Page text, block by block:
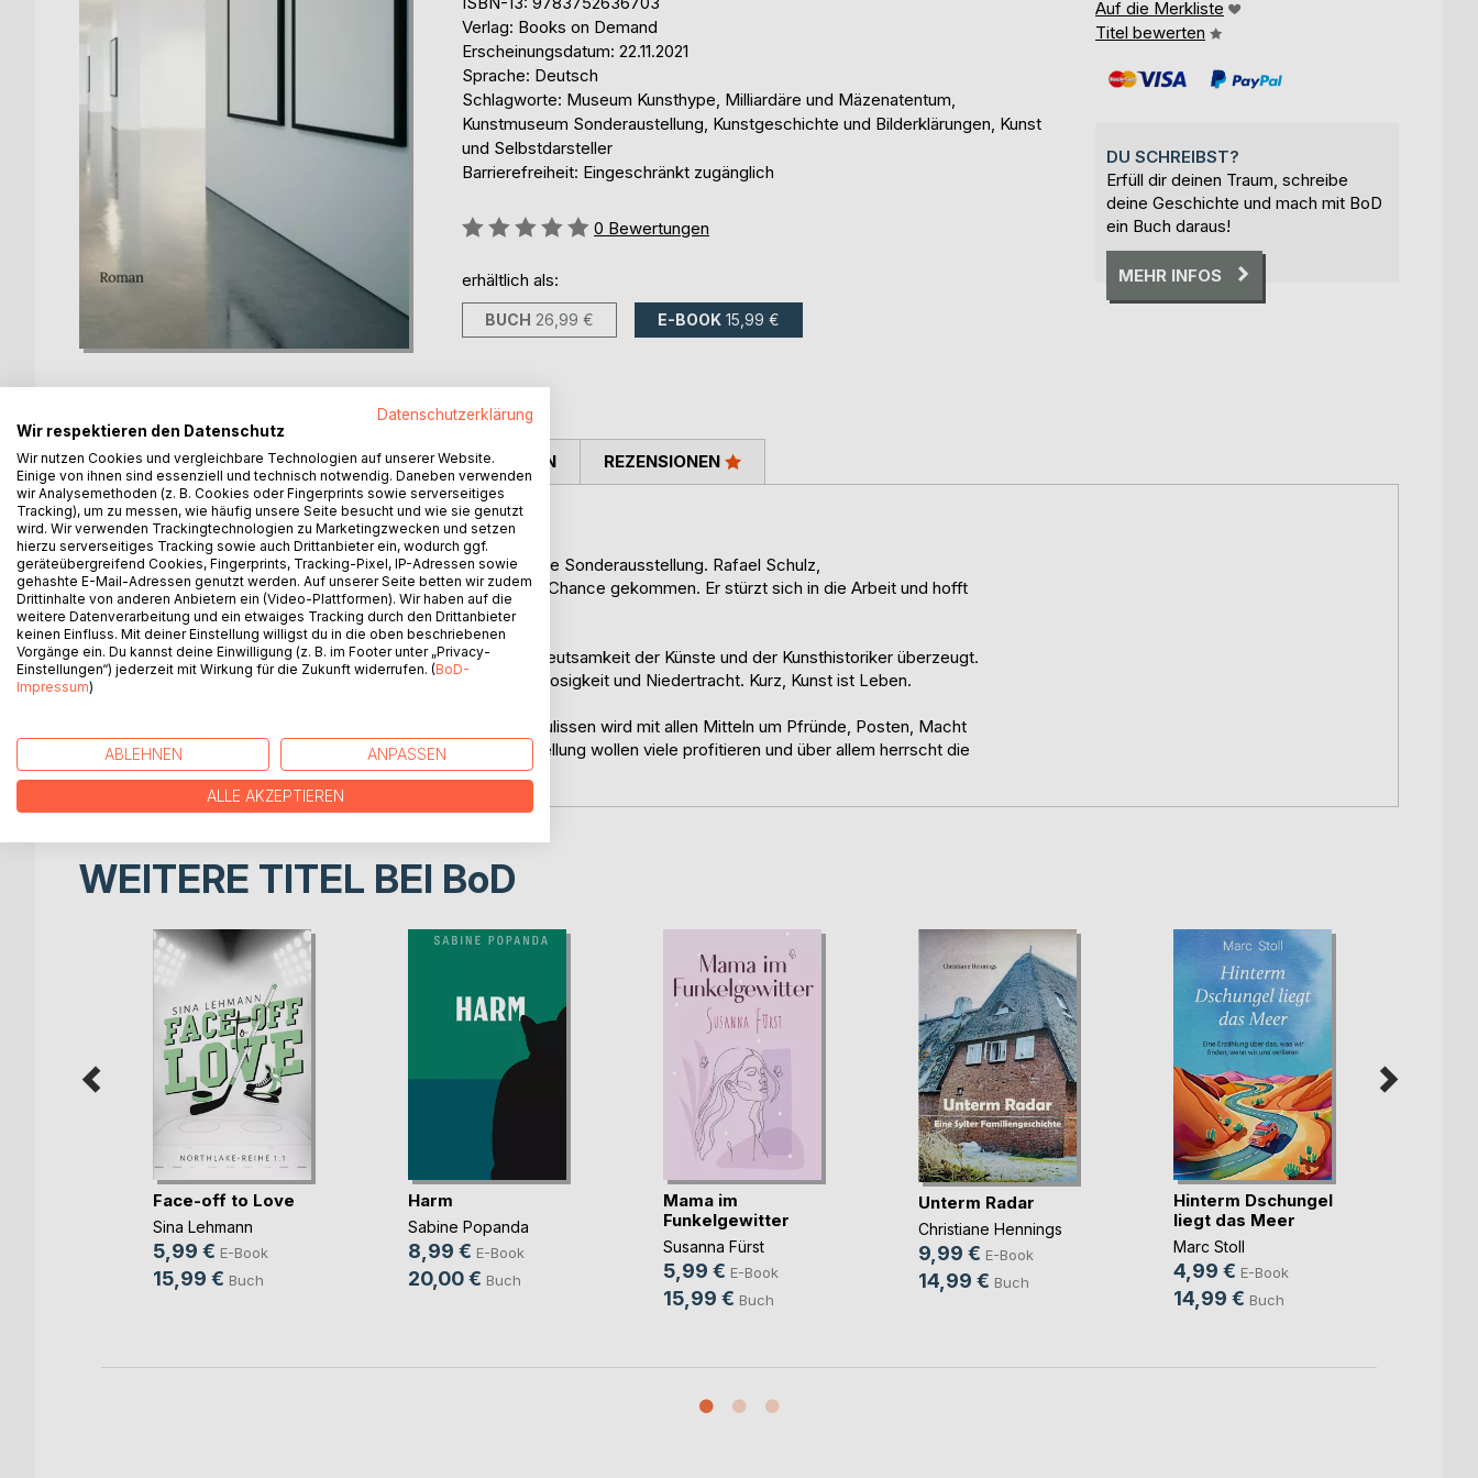
Verlag: Books on Demand
Erscheinungsdatum: 22.11.2021
Sprache: Deutsch
Schlagworte: Museum Kunsthype, Milliardäre und Mäzenatentum,
Kunstmuseum Sonderaustellung, Kunstgeschichte und Bilderklärungen, Kunst
und Selbstdarsteller
Barrierefreiheit: Eingeschränkt zugänglich
Bewertung::
0 Bewertungen
erhältlich als:
BUCH 26,99 € E-BOOK 15,99 €
Auf die Merkliste
Titel bewerten
DU SCHREIBST?
Erfüll dir deinen Traum, schreibe
deine Geschichte und mach mit BoD
ein Buch daraus!
MEHR INFOS
BESCHREIBUNG
Ein Roman aus der Welt der schönen Künste.
Das städtische Kunstmuseum sucht Guides für eine grosse Sonderausstellung. Rafael Schulz,
Literaturwissenschaftler, arbeits- und geldlos, sieht seine Chance gekommen. Er stürzt sich in die Arbeit und hofft
auf eine feste Anstellung.
Im Museum-Mikrokosmos ist man von der absoluten Bedeutsamkeit der Künste und der Kunsthistoriker überzeugt.
Kunst vereint Liebe und Hass, Eros und Eifersucht, Selbstlosigkeit und Niedertracht. Kurz, Kunst ist Leben.
Allein Kunst ist wichtig, Geld ist wichtiger und hinter den Kulissen wird mit allen Mitteln um Pfründe, Posten, Macht
und Einfluss gekämpft. Vom Hype der Blockbuster-Ausstellung wollen viele profitieren und über allem herrscht die
wankelmütige Gunst der Geldgeber und Mäzene.
AUTOR/IN PRESSESTIMMEN REZENSIONEN
WEITERE TITEL BEI BoD
Face-off to Love
Sina Lehmann
5,99 € E-Book
15,99 € Buch
Harm
Sabine Popanda
8,99 € E-Book
20,00 € Buch
Mama im
Funkelgewitter
Susanna Fürst
5,99 € E-Book
15,99 € Buch
Unterm Radar
Christiane Hennings
9,99 € E-Book
14,99 € Buch
Hinterm Dschungel
liegt das Meer
Marc Stoll
4,99 € E-Book
14,99 € Buch
Datenschutzerklärung
Wir respektieren den Datenschutz
Wir nutzen Cookies und vergleichbare Technologien auf unserer Website.
Einige von ihnen sind essenziell und technisch notwendig. Daneben verwenden
wir Analysemethoden (z. B. Cookies oder Fingerprints sowie serverseitiges
Tracking), um zu messen, wie häufig unsere Seite besucht und wie sie genutzt
wird. Wir verwenden Trackingtechnologien zu Marketingzwecken und setzen
hierzu serverseitiges Tracking sowie auch Drittanbieter ein, wodurch ggf.
geräteübergreifend Cookies, Fingerprints, Tracking-Pixel, IP-Adressen sowie
gehashte E-Mail-Adressen genutzt werden. Auf unserer Seite betten wir zudem
Drittinhalte von anderen Anbietern ein (Video-Plattformen). Wir haben auf die
weitere Datenverarbeitung und ein etwaiges Tracking durch den Drittanbieter
keinen Einfluss. Mit deiner Einstellung willigst du in die oben beschriebenen
Vorgänge ein. Du kannst deine Einwilligung (z. B. im Footer unter „Privacy-
Einstellungen“) jederzeit mit Wirkung für die Zukunft widerrufen. (BoD-
Impressum)
ABLEHNEN ANPASSEN
ALLE AKZEPTIEREN